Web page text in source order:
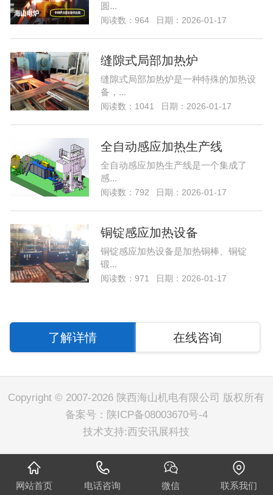
圆...
阅读数：964 日期：2026-01-17
缝隙式局部加热炉
缝隙式局部加热炉是一种特殊的加热设
备，...
阅读数：1041 日期：2026-01-17
全自动感应加热生产线
全自动感应加热生产线是一个集成了
感...
阅读数：792 日期：2026-01-17
铜锭感应加热设备
铜锭感应加热设备是加热铜棒、铜锭
锻...
阅读数：971 日期：2026-01-17
了解详情 在线咨询
Copyright © 2007-2026 陕西海山机电有限公司 版权所有
备案号： 陕ICP备08003670号-4
技术支持:西安讯展科技
网站首页 电话咨询 微信 联系我们